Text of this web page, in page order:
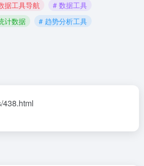
据工具导航
# 数据工具
计数据 # 趋势分析工具
438.html